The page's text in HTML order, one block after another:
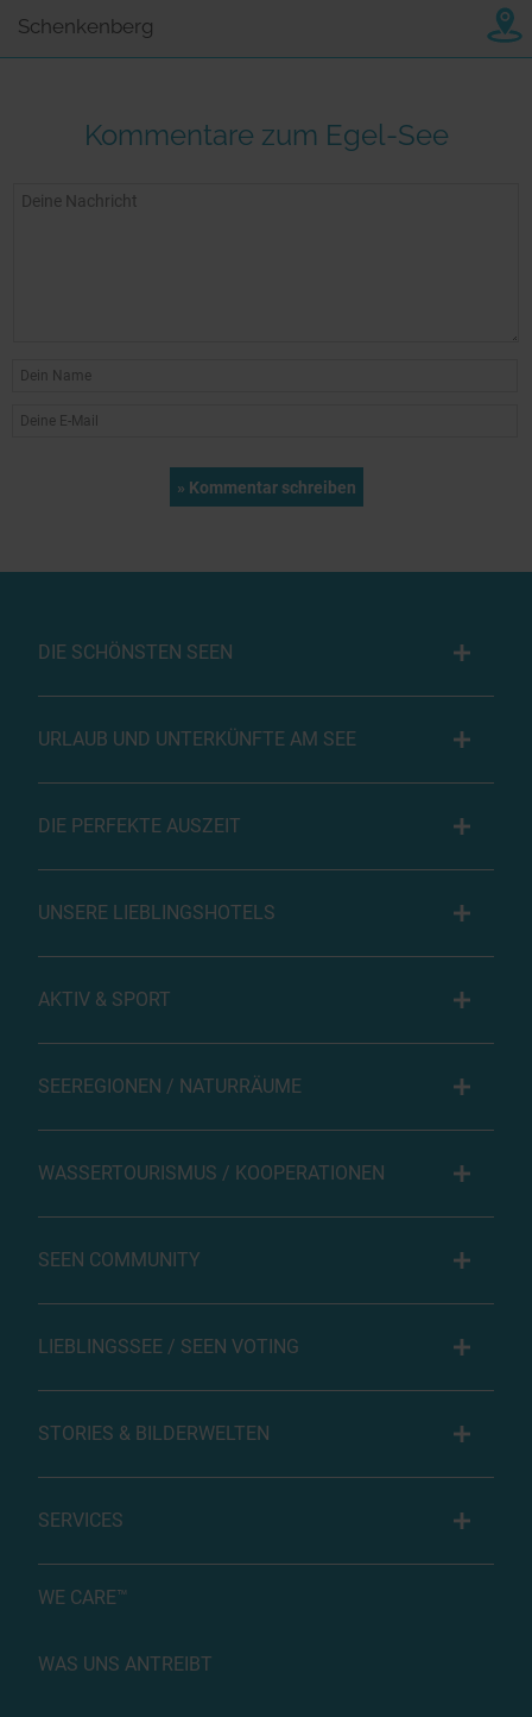
Schenkenberg
Kommentare zum Egel-See
DIE SCHÖNSTEN SEEN
URLAUB UND UNTERKÜNFTE AM SEE
DIE PERFEKTE AUSZEIT
UNSERE LIEBLINGSHOTELS
AKTIV & SPORT
SEEREGIONEN / NATURRÄUME
WASSERTOURISMUS / KOOPERATIONEN
SEEN COMMUNITY
LIEBLINGSSEE / SEEN VOTING
STORIES & BILDERWELTEN
SERVICES
WE CARE™
WAS UNS ANTREIBT